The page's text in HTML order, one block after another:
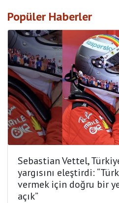
Popüler Haberler
Sebastian Vettel,
yargısını eleştirdi:
vermek için doğru bir
açık”